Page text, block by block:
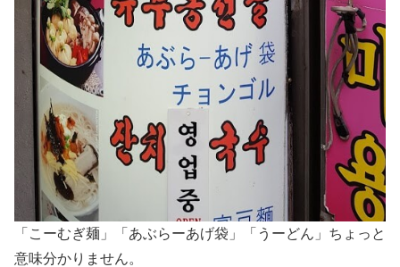
「こーむぎ麺」「あぶらーあげ袋」「うーどん」ちょっと
意味分かりません。